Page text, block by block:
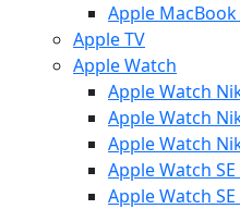
Apple
Apple TV
Apple Watch
Apple Watch
Apple Watch
Apple Watch
Apple Watch SE
Apple Watch SE